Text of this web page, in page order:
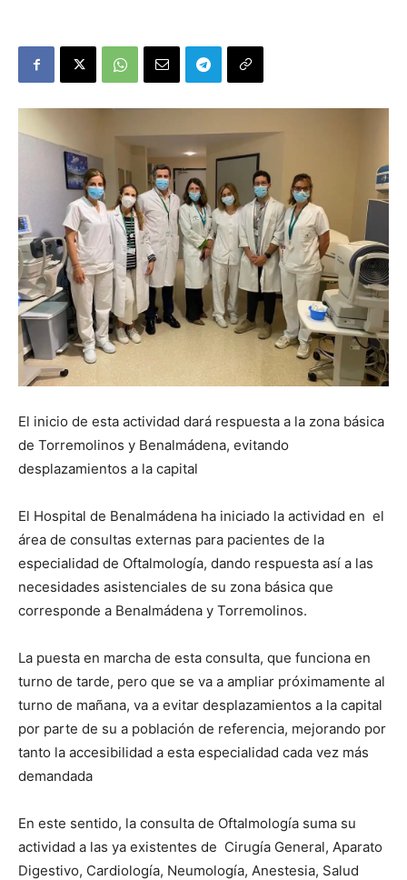
El inicio de esta actividad dará respuesta a la zona básica
de Torremolinos y Benalmádena, evitando
desplazamientos a la capital
El Hospital de Benalmádena ha iniciado la actividad en el
área de consultas externas para pacientes de la
especialidad de Oftalmología, dando respuesta así a las
necesidades asistenciales de su zona básica que
corresponde a Benalmádena y Torremolinos.
La puesta en marcha de esta consulta, que funciona en
turno de tarde, pero que se va a ampliar próximamente al
turno de mañana, va a evitar desplazamientos a la capital
por parte de su a población de referencia, mejorando por
tanto la accesibilidad a esta especialidad cada vez más
demandada
En este sentido, la consulta de Oftalmología suma su
actividad a las ya existentes de Cirugía General, Aparato
Digestivo, Cardiología, Neumología, Anestesia, Salud